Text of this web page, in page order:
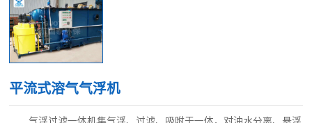
平流式溶气气浮机
气浮过滤一体机集气浮、过滤、吸附于一体，对油水分离、悬浮